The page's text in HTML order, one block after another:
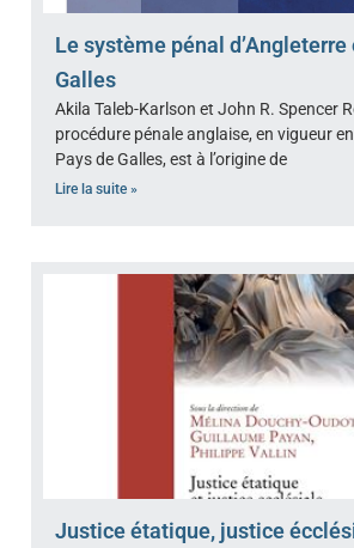
Le système pénal d’Angleterre
Galles
Akila Taleb-Karlson et John R. Spencer
procédure pénale anglaise, en vigueur
Pays de Galles, est à l’origine de
Lire la suite »
Justice étatique, justice